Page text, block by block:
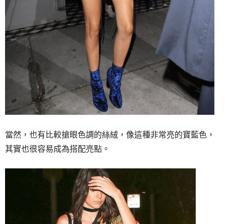
當然，也有比較搶眼色調的絲絨，像這種非常亮的寶藍色，
其實也很容易成為搭配亮點。